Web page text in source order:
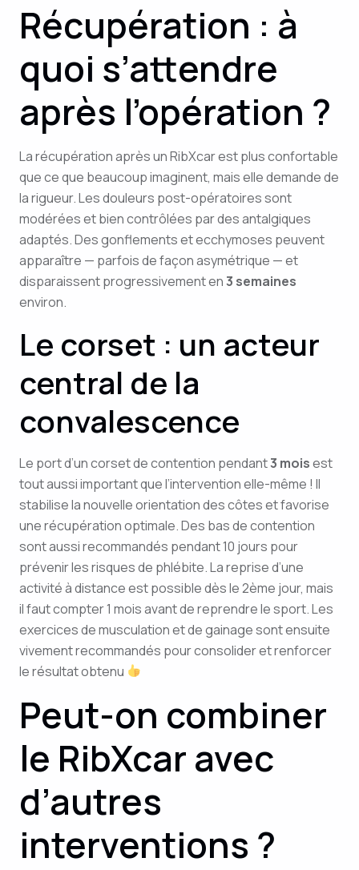
Récupération : à
quoi s’attendre
après l’opération ?
La récupération après un RibXcar est plus confortable
que ce que beaucoup imaginent, mais elle demande de
la rigueur. Les douleurs post-opératoires sont
modérées et bien contrôlées par des antalgiques
adaptés. Des gonflements et ecchymoses peuvent
apparaître — parfois de façon asymétrique — et
disparaissent progressivement en3 semaines
environ.
Le corset : un acteur
central de la
convalescence
Le port d’un corset de contention pendant3 moisest
tout aussi important que l’intervention elle-même ! Il
stabilise la nouvelle orientation des côtes et favorise
une récupération optimale. Des bas de contention
sont aussi recommandés pendant 10 jours pour
prévenir les risques de phlébite. La reprise d’une
activité à distance est possible dès le 2ème jour, mais
il faut compter 1 mois avant de reprendre le sport. Les
exercices de musculation et de gainage sont ensuite
vivement recommandés pour consolider et renforcer
le résultat obtenu
Peut-on combiner
le RibXcar avec
d’autres
interventions ?